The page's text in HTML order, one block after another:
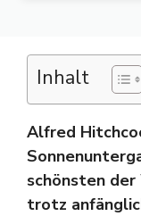
Inhalt
Alfred
schönsten der
trotz